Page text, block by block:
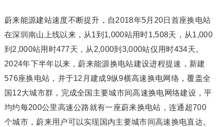
蔚来能源建站速度不断提升，自2018年5月20日首座换电站
在深圳南山上线以来，从1到1,000站用时1,508天，从1,000
到2,000站用时477天，从2,000到3,000站仅用时434天。
2024年下半年以来，蔚来能源换电站建设进程提速，新建
576座换电站，并于12月建成9纵9横高速换电网络，覆盖全
国12大城市群，完成全国主要城市间高速换电网络建设，平
均约每200公里高速公路就有一座蔚来换电站，连通超700
个城市，蔚来用户可以实现国内主要城市间高速换电直达。